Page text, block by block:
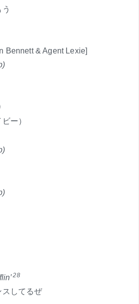
Bennett & Agent Lexie]
ー）
28
スしてるぜ